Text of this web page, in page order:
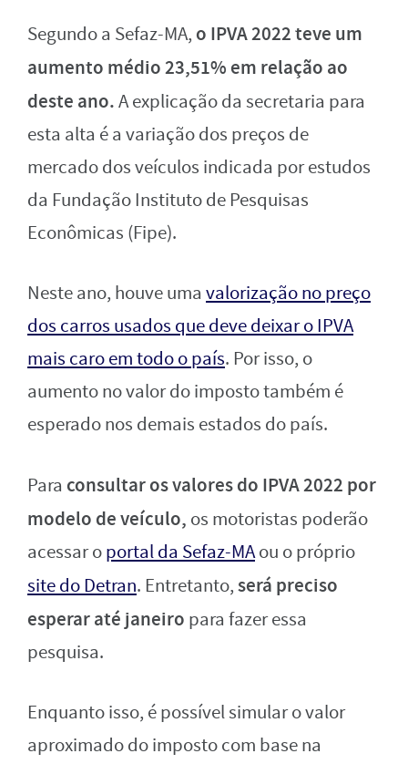
Segundo a Sefaz-MA, o IPVA 2022 teve um
aumento médio 23,51% em relação ao
deste ano.A explicação da secretaria para
esta alta é a variação dos preços de
mercado dos veículos indicada por estudos
da Fundação Instituto de Pesquisas
Econômicas (Fipe).
Neste ano, houve uma valorização no preço
dos carros usados que deve deixar o IPVA
mais caro em todo o país. Por isso, o
aumento no valor do imposto também é
esperado nos demais estados do país.
Para consultar os valores do IPVA 2022 por
modelo de veículo, os motoristas poderão
acessar oportal da Sefaz-MAou o próprio
site do Detran. Entretanto,será preciso
esperar até janeiro para fazer essa
pesquisa.
Enquanto isso, é possível simular o valor
aproximado do imposto com base na